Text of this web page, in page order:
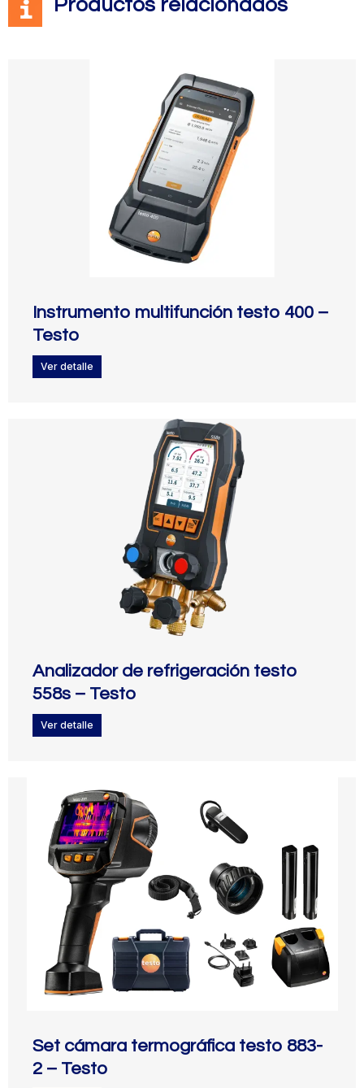
Productos relacionados
Instrumento multifunción testo 400 –
Testo
Ver detalle
Analizador de refrigeración testo
558s – Testo
Ver detalle
Set cámara termográfica testo 883-
2 – Testo